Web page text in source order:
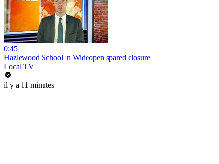
0:45
Hazlewood School in Wideopen spared closure
Local TV
il y a 11 minutes